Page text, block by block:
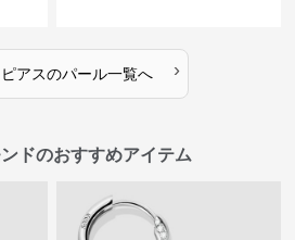
アスのパール一覧へ ›
ドのおすすめアイテム